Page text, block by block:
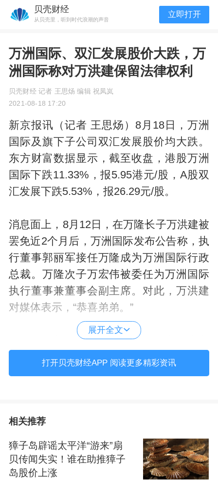
贝壳财经
从贝壳里，听到时代浪潮的声音
立即打开
万洲国际、双汇发展股价大跌，万
洲国际称对万洪建保留法律权利
贝壳财经 记者 王思炀 编辑 祝凤岚
2021-08-18 17:20
新京报讯（记者 王思炀）8月18日，万洲
国际及旗下子公司双汇发展股价均大跌。
东方财富数据显示，截至收盘，港股万洲
国际下跌11.33%，报5.95港元/股，A股双
汇发展下跌5.53%，报26.29元/股。
消息面上，8月12日，在万隆长子万洪建被
罢免近2个月后，万洲国际发布公告称，执
行董事郭丽军接任万隆成为万洲国际行政
总裁。万隆次子万宏伟被委任为万洲国际
执行董事兼董事会副主席。对此，万洪建
对媒体表示，“恭喜弟弟。”
8月17日晚，万洪建通过微信公众号发文
《万洪建：我眼中的父亲和万隆》，指出
今年2月26日，万隆携郭丽军不理会国内双
分体猪肉，并强行将美国产品进口结算价
格从2.1万元/吨大幅提高到2.58万元/吨，
进口量接近10万吨，给中国双汇造成的损
失多达8亿元以上，质疑上述关联交易违
展开全文
打开贝壳财经APP 阅读更多精彩资讯
相关推荐
獐子岛辟谣太平洋“游来”扇
贝传闻失实！谁在助推獐子
岛股价上涨